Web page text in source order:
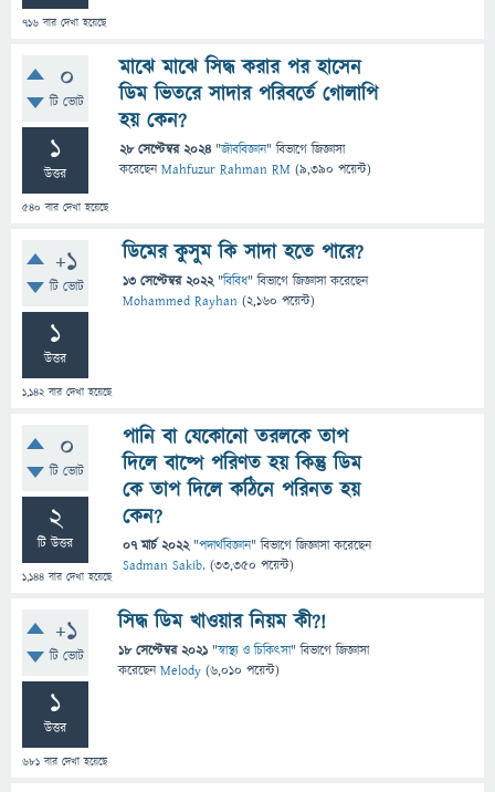
716 বার দেখা হয়েছে
0
টি ভোট
1
উত্তর
540 বার দেখা হয়েছে
মাঝে মাঝে সিদ্ধ করার পর হাসেন
ডিম ভিতরে সাদার পরিবর্তে গোলাপি
হয় কেন?
28 সেপ্টেম্বর 2024 "জীববিজ্ঞান" বিভাগে জিজ্ঞাসা
করেছেনMahfuzur Rahman RM (9,390 পয়েন্ট)
+1
টি ভোট
1
উত্তর
1,142বার দেখা হয়েছে
ডিমের কুসুম কি সাদা হতে পারে?
13 সেপ্টেম্বর 2022 "বিবিধ" বিভাগে জিজ্ঞাসাকরেছেন
Mohammed Rayhan (2,160 পয়েন্ট)
0
টি ভোট
2
টি উত্তর
1,144 বার দেখা হয়েছে
পানি বা যেকোনো তরলকে তাপ
দিলে বাষ্পে পরিণত হয় কিন্তু ডিম
কে তাপ দিলে কঠিনে পরিনত হয়
কেন?
07 মার্চ 2022 "পদার্থবিজ্ঞান" বিভাগে জিজ্ঞাসাকরেছেন
Sadman Sakib. (33,350 পয়েন্ট)
+1
টি ভোট
1
উত্তর
681 বার দেখা হয়েছে
সিদ্ধ ডিম খাওয়ার নিয়ম কী?!
18 সেপ্টেম্বর 2021 "স্বাস্থ্য ও চিকিৎসা" বিভাগে জিজ্ঞাসা
করেছেনMelody (6,010 পয়েন্ট)